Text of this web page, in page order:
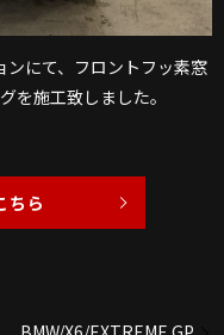
ンにて、フロントフッ素窓
を施工致しました。
ちら